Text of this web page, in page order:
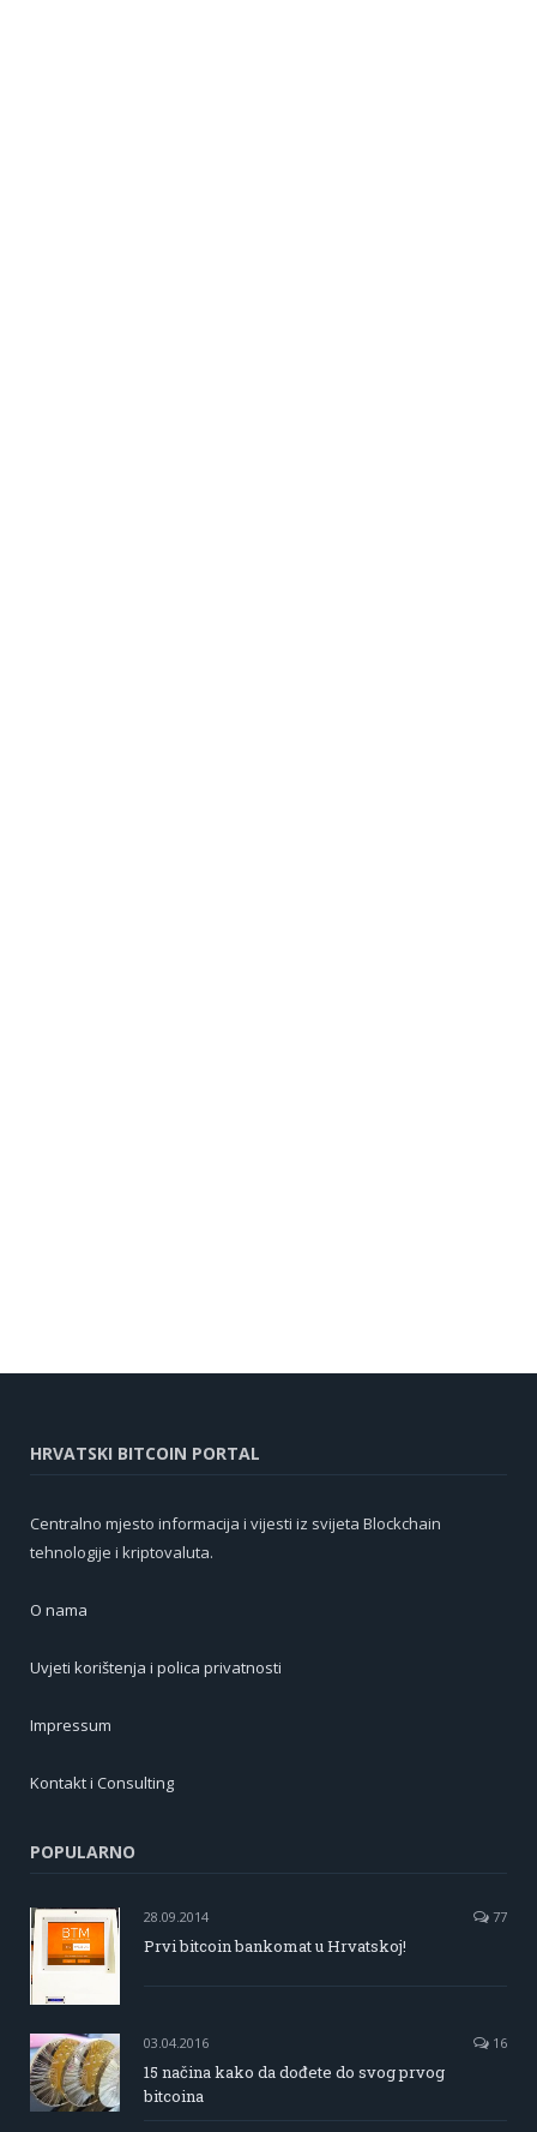
HRVATSKI BITCOIN PORTAL
Centralno mjesto informacija i vijesti iz svijeta Blockchain
tehnologije i kriptovaluta.
O nama
Uvjeti korištenja i polica privatnosti
Impressum
Kontakt i Consulting
POPULARNO
28.09.2014 77
Prvi bitcoin bankomat u Hrvatskoj!
03.04.2016 16
15 načina kako da dođete do svog prvog
bitcoina